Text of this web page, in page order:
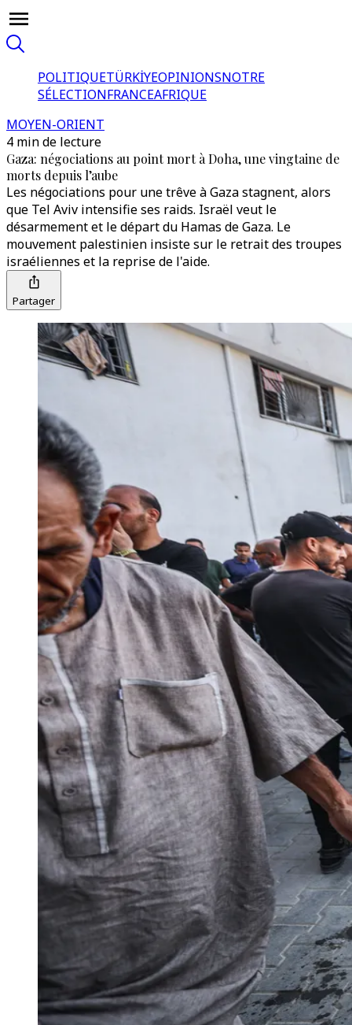
POLITIQUETÜRKİYEOPINIONSNOTRE
SÉLECTIONFRANCEAFRIQUE
MOYEN-ORIENT
4 min de lecture
Gaza: négociations au point mort à Doha, une vingtaine de
morts depuis l’aube
Les négociations pour une trêve à Gaza stagnent, alors
que Tel Aviv intensifie ses raids. Israël veut le
désarmement et le départ du Hamas de Gaza. Le
mouvement palestinien insiste sur le retrait des troupes
israéliennes et la reprise de l'aide.
Partager